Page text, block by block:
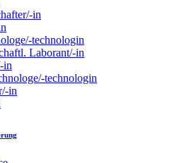
in
technologin
Laborant/-in
in
technologin
in